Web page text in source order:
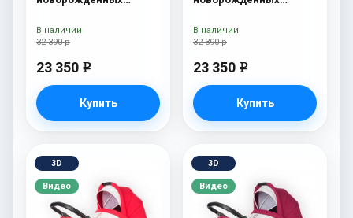
Chrome) Red Lux
32 390 р
23 350 e
Купить
В наличии
Chrome) Borduex
32 390 р
23 350 e
Купить
В наличии
3D
Видео
3D
Видео